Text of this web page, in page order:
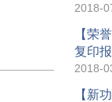
2018-
【荣
复印
2018-
【新